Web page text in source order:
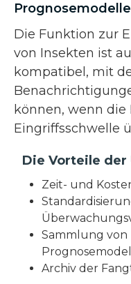
Prognosemodelle
Die Funktion zur
von Insekten ist
kompatibel, mit
können, wenn
Eingriffsschwelle
Die Vorteile der
Zeit- und
Sammlung
Prognosemodell
Archiv der